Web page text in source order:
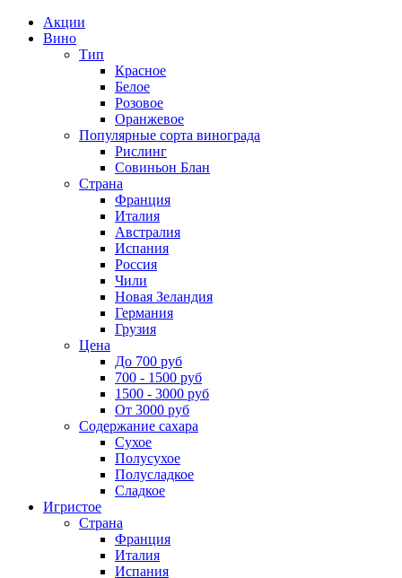
Акции
Вино
Тип
Красное
Белое
Розовое
Оранжевое
Популярные сорта винограда
Рислинг
Совиньон Блан
Страна
Франция
Италия
Австралия
Испания
Россия
Чили
Новая Зеландия
Германия
Грузия
Цена
До 700 руб
700 - 1500 руб
1500 - 3000 руб
От 3000 руб
Содержание сахара
Сухое
Полусухое
Полусладкое
Сладкое
Игристое
Страна
Франция
Италия
Испания